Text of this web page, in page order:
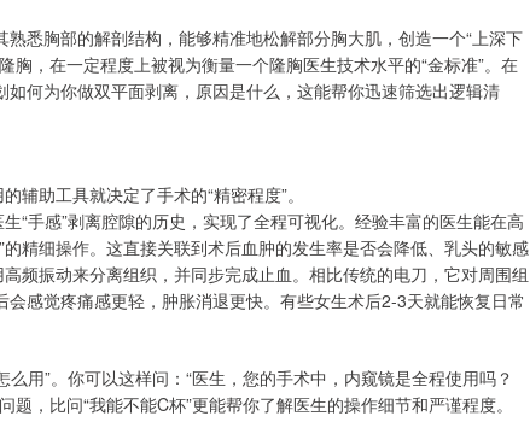
悉胸部的解剖结构，能够精准地松解部分胸大肌，创造一个“上深下
胸，在一定程度上被视为衡量一个隆胸医生技术水平的“金标准”。在
何为你做双平面剥离，原因是什么，这能帮你迅速筛选出逻辑清
辅助工具就决定了手术的“精密程度”。
手感”剥离腔隙的历史，实现了全程可视化。经验丰富的医生能在高
精细操作。这直接关联到术后血肿的发生率是否会降低、乳头的敏感
频振动来分离组织，并同步完成止血。相比传统的电刀，它对周围组
感觉疼痛感更轻，肿胀消退更快。有些女生术后2-3天就能恢复日常
用”。你可以这样问：“医生，您的手术中，内窥镜是全程使用吗？
，比问“我能不能C杯”更能帮你了解医生的操作细节和严谨程度。